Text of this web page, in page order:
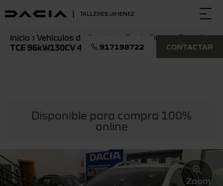
| TALLERES JIMENEZ
Inicio › Vehículos de Ocasión
Dacia Duster Prestige
TCE 96kW130CV 4X2 5p.917198722 CONTACTAR
Disponible para compra 100%
online
Zoom